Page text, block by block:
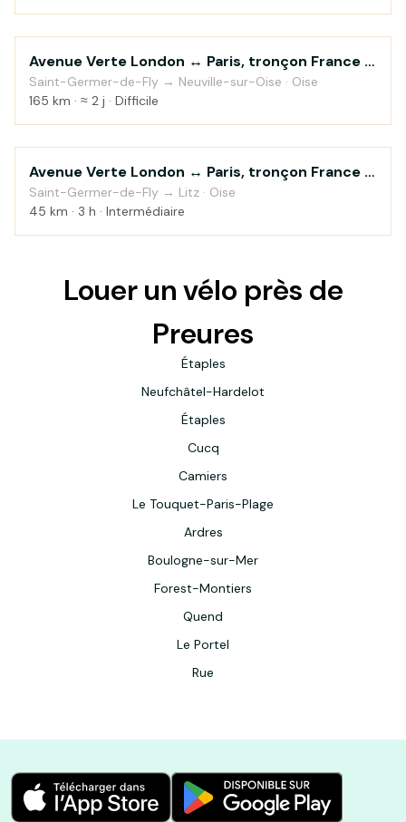
Au fil de l'eau
Avenue Verte London ↔ Paris, tronçon France -
Saint-Germer-de-Fly <> Neuville-sur-Oise par
Pont-Sainte-Maxence
Saint-Germer-de-Fly → Neuville-sur-Oise · Oise
165 km · ≈ 2 j · Difficile
Au fil de l'eau
Avenue Verte London ↔ Paris, tronçon France -
Saint-Germer-de-Fly <> Neuville-sur-Oise par
Pont-Sainte-Maxence — étape 1
Saint-Germer-de-Fly → Litz · Oise
45 km · 3 h · Intermédiaire
Louer un vélo près de
Preures
Étaples
Neufchâtel-Hardelot
Étaples
Cucq
Camiers
Le Touquet-Paris-Plage
Ardres
Boulogne-sur-Mer
Forest-Montiers
Quend
Le Portel
Rue